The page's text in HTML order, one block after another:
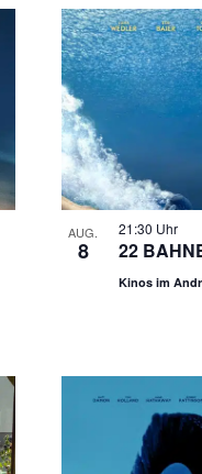
AUG.
8
21:30 Uhr
22
Kinos im